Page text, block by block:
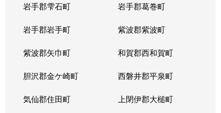
岩手郡雫石町 岩手郡葛巻町
岩手郡岩手町 紫波郡紫波町
紫波郡矢巾町 和賀郡西和賀町
胆沢郡金ケ崎町 西磐井郡平泉町
気仙郡住田町 上閉伊郡大槌町